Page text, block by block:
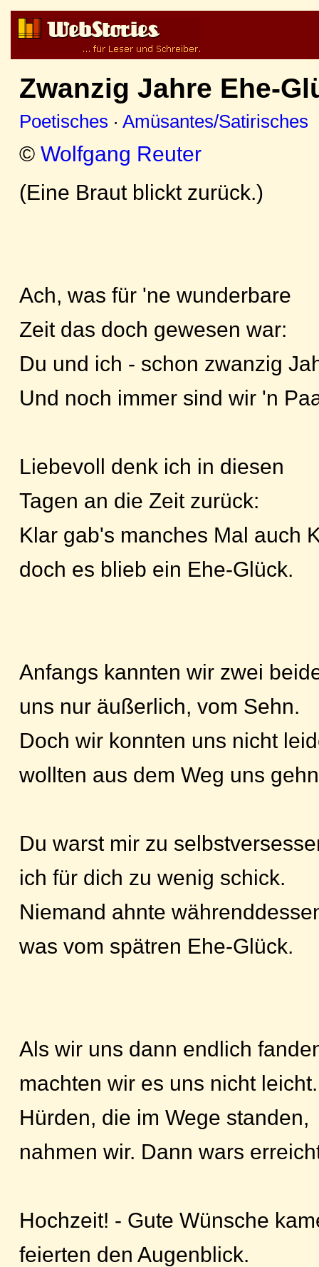
Zwanzig Jahre Ehe-
Poetisches · Amüsantes/Satirisches
© Wolfgang Reuter
(Eine Braut blickt zurück.)
Ach, was für 'ne wunderbare
Zeit das doch gewesen war:
Du und ich - schon zwanzig
Und noch immer sind wir 'n
Liebevoll denk ich in diesen
Tagen an die Zeit zurück:
Klar gab's manches Mal auch
doch es blieb ein Ehe-Glück.
Anfangs kannten wir zwei
uns nur äußerlich, vom Sehn.
Doch wir konnten uns nicht
wollten aus dem Weg uns
Du warst mir zu
ich für dich zu wenig schick.
Niemand ahnte
was vom spätren Ehe-Glück.
Als wir uns dann endlich
machten wir es uns nicht leicht.
Hürden, die im Wege standen,
nahmen wir. Dann wars
Hochzeit! - Gute Wünsche
feierten den Augenblick.